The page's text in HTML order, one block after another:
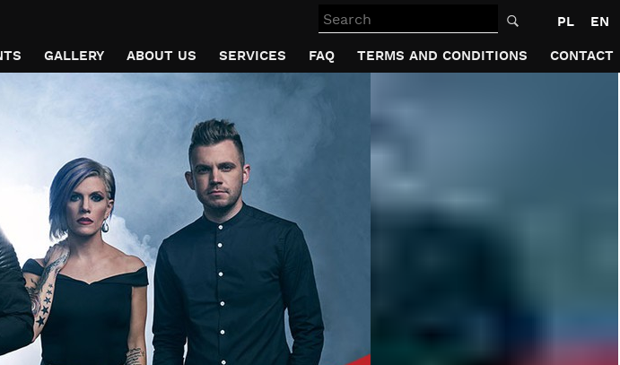
Search PL
EN
GALLERY ABOUT US SERVICES FAQ TERMS AND CONDITIONS CONTACT